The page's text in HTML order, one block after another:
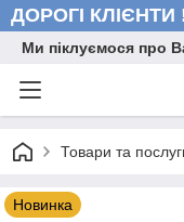
ДОРОГІ
Ми піклуємося про
Товари та
Новинка